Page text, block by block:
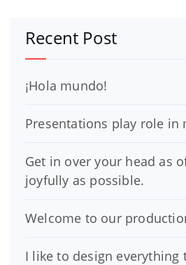
Recent Post
¡Hola mundo!
Presentations play role in
Get in over your head as
joyfully as possible.
Welcome to our
I like to design everything